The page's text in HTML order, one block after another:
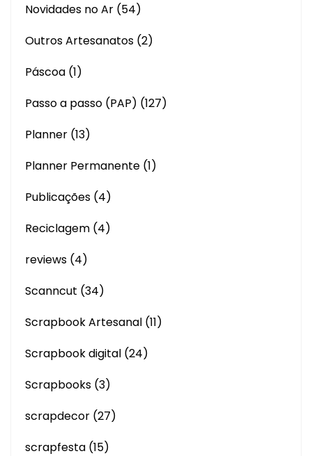
Novidades no Ar (54)
Outros Artesanatos (2)
Páscoa (1)
Passo a passo (PAP) (127)
Planner (13)
Planner Permanente (1)
Publicações (4)
Reciclagem (4)
reviews (4)
Scanncut (34)
Scrapbook Artesanal (11)
Scrapbook digital (24)
Scrapbooks (3)
scrapdecor (27)
scrapfesta (15)